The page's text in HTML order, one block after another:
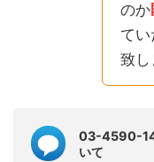
のか
て
致し
03-4590-
いて